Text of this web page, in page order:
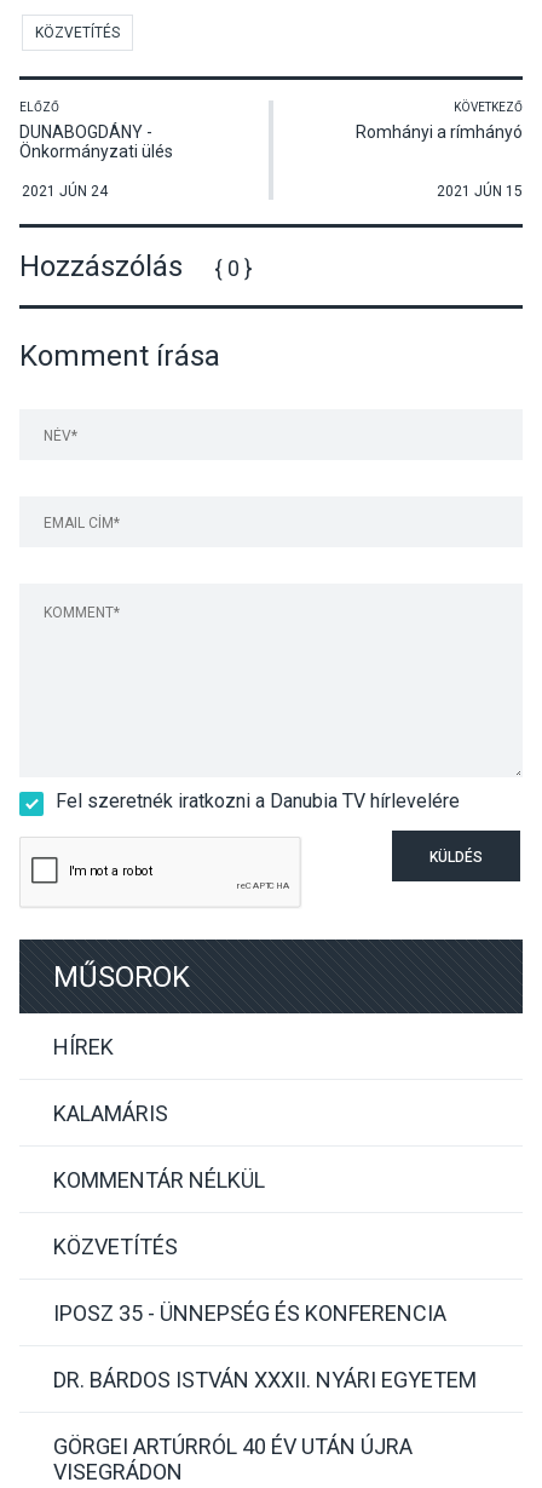
KÖZVETÍTÉS
ELŐZŐ
DUNABOGDÁNY -
Önkormányzati ülés
2021 JÚN 24
KÖVETKEZŐ
Romhányi a rímhányó
2021 JÚN 15
Hozzászólás { 0 }
Komment írása
Fel szeretnék iratkozni a Danubia TV hírlevelére
KÜLDÉS
MŰSOROK
HÍREK
KALAMÁRIS
KOMMENTÁR NÉLKÜL
KÖZVETÍTÉS
IPOSZ 35 - ÜNNEPSÉG ÉS KONFERENCIA
DR. BÁRDOS ISTVÁN XXXII. NYÁRI EGYETEM
GÖRGEI ARTÚRRÓL 40 ÉV UTÁN ÚJRA
VISEGRÁDON